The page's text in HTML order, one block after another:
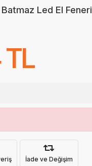
Led El Feneri
TL
İade ve Değişim